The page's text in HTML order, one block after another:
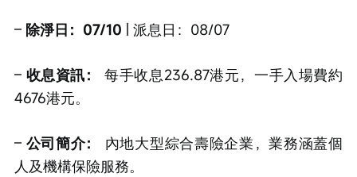
– 除淨日：07/10 | 派息日：08/07
– 收息資訊：
每手收息236.87港元，一手入場費約
4676港元。
– 公司簡介：
內地大型綜合壽險企業，業務涵蓋個
人及機構保險服務。